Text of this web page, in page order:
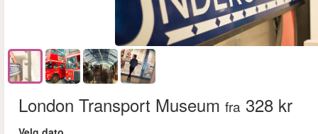
London Transport Museum fra 328 kr